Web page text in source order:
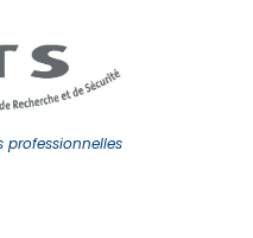
professionnelles